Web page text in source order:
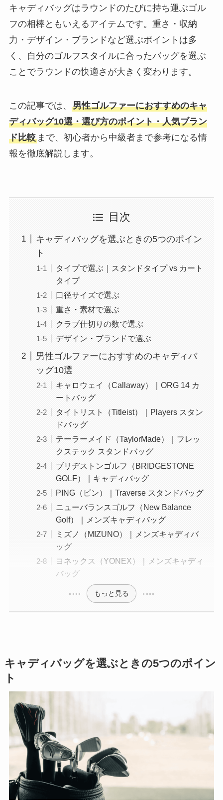
キャディバッグはラウンドのたびに持ち運ぶゴル
フの相棒ともいえるアイテムです。重さ・収納
力・デザイン・ブランドなど選ぶポイントは多
く、自分のゴルフスタイルに合ったバッグを選ぶ
ことでラウンドの快適さが大きく変わります。
この記事では、 男性ゴルファーにおすすめのキャ
ディバッグ10選・選び方のポイント・人気ブラン
ド比較まで、初心者から中級者まで参考になる情
報を徹底解説します。
目次
キャディバッグを選ぶときの5つのポイン
ト
タイプで選ぶ｜スタンドタイプ vs カート
タイプ
口径サイズで選ぶ
重さ・素材で選ぶ
クラブ仕切りの数で選ぶ
デザイン・ブランドで選ぶ
男性ゴルファーにおすすめのキャディバ
ッグ10選
キャロウェイ（Callaway）｜ORG 14 カ
ートバッグ
タイトリスト（Titleist）｜Players スタン
ドバッグ
テーラーメイド（TaylorMade）｜フレッ
クステック スタンドバッグ
ブリヂストンゴルフ（BRIDGESTONE
GOLF）｜キャディバッグ
PING（ピン）｜Traverse スタンドバッグ
ニューバランスゴルフ（New Balance
Golf）｜メンズキャディバッグ
ミズノ（MIZUNO）｜メンズキャディバ
ッグ
ヨネックス（YONEX）｜メンズキャディ
バッグ
もっと見る
キャディバッグを選ぶときの5つのポイン
ト